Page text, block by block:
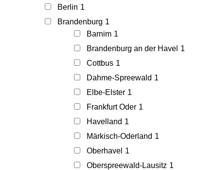
Berlin 1
Brandenburg 1
Barnim 1
Brandenburg an der Havel 1
Cottbus 1
Dahme-Spreewald 1
Elbe-Elster 1
Frankfurt Oder 1
Havelland 1
Märkisch-Oderland 1
Oberhavel 1
Oberspreewald-Lausitz 1